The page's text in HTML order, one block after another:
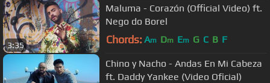
3:35
Maluma - Corazón (Official Video) ft.
Nego do Borel
Chords: Am Dm Em G C B F
Chino y Nacho - Andas En Mi Cabeza
ft. Daddy Yankee (Video Oficial)